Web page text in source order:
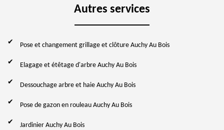
Autres services
Pose et changement grillage et clôture Auchy Au Bois
Elagage et étêtage d'arbre Auchy Au Bois
Dessouchage arbre et haie Auchy Au Bois
Pose de gazon en rouleau Auchy Au Bois
Jardinier Auchy Au Bois